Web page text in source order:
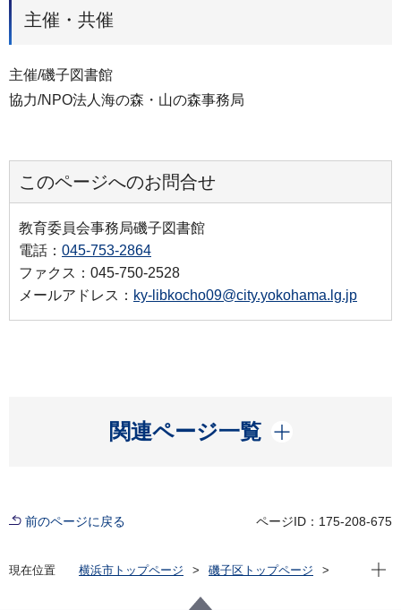
主催・共催
主催/磯子図書館
協力/NPO法人海の森・山の森事務局
このページへのお問合せ
教育委員会事務局磯子図書館
電話： 045-753-2864
ファクス：045-750-2528
メールアドレス： ky-libkocho09@city.yokohama.lg.jp
関連ページ一覧
開く
前のページに戻る ページID：175-208-675
現在位置 横浜市トップページ
磯子区トップページ
親子で楽しく学ぶ！マイクロプラスチックで作る万華
現在